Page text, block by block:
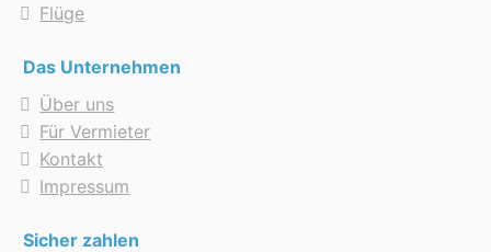
Flüge
Das Unternehmen
Über uns
Für Vermieter
Kontakt
Impressum
Sicher zahlen